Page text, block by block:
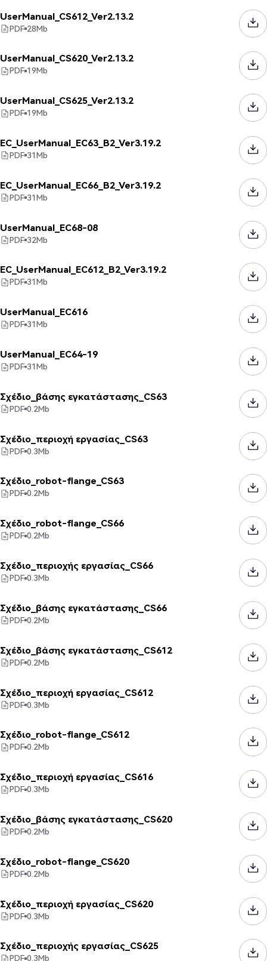
UserManual_CS612_Ver2.13.2
PDF 28Mb
UserManual_CS620_Ver2.13.2
PDF 19Mb
UserManual_CS625_Ver2.13.2
PDF 19Mb
EC_UserManual_EC63_B2_Ver3.19.2
PDF 31Mb
EC_UserManual_EC66_B2_Ver3.19.2
PDF 31Mb
UserManual_EC68-08
PDF 32Mb
EC_UserManual_EC612_B2_Ver3.19.2
PDF 31Mb
UserManual_EC616
PDF 31Mb
UserManual_EC64-19
PDF 31Mb
Σχέδιο_βάσης εγκατάστασης_CS63
PDF 0.2Mb
Σχέδιο_περιοχή εργασίας_CS63
PDF 0.3Mb
Σχέδιο_robot-flange_CS63
PDF 0.2Mb
Σχέδιο_robot-flange_CS66
PDF 0.2Mb
Σχέδιο_περιοχής εργασίας_CS66
PDF 0.3Mb
Σχέδιο_βάσης εγκατάστασης_CS66
PDF 0.2Mb
Σχέδιο_βάσης εγκατάστασης_CS612
PDF 0.2Mb
Σχέδιο_περιοχή εργασίας_CS612
PDF 0.3Mb
Σχέδιο_robot-flange_CS612
PDF 0.2Mb
Σχέδιο_περιοχή εργασίας_CS616
PDF 0.3Mb
Σχέδιο_βάσης εγκατάστασης_CS620
PDF 0.2Mb
Σχέδιο_robot-flange_CS620
PDF 0.2Mb
Σχέδιο_περιοχή εργασίας_CS620
PDF 0.3Mb
Σχέδιο_περιοχής εργασίας_CS625
PDF 0.3Mb